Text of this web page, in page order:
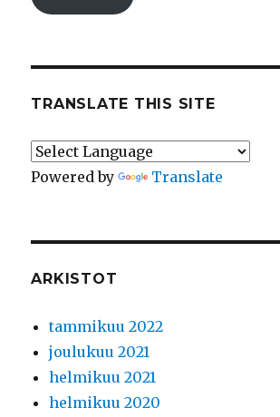
TRANSLATE THIS SITE
Powered by Translate
ARKISTOT
tammikuu 2022
joulukuu 2021
helmikuu 2021
helmikuu 2020